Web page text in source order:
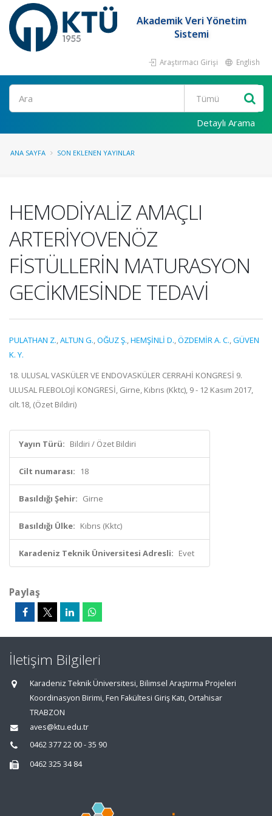
Akademik Veri Yönetim
Sistemi
Araştırmacı Girişi English
Ara
Detaylı Arama
ANA SAYFA SON EKLENEN YAYINLAR
HEMODİYALİZ AMAÇLI
ARTERİYOVENÖZ
FİSTÜLLERİN MATURASYON
GECİKMESİNDE TEDAVİ
PULATHAN Z.,ALTUN G.,OĞUZ Ş.,HEMŞİNLİ D.,ÖZDEMİR A. C.,GÜVEN
K. Y.
18. ULUSAL VASKÜLER VE ENDOVASKÜLER CERRAHİ KONGRESİ 9.
ULUSAL FLEBOLOJİ KONGRESİ, Girne, Kıbrıs (Kktc), 9 - 12 Kasım 2017,
cilt.18, (Özet Bildiri)
Yayın Türü: Bildiri / Özet Bildiri
Cilt numarası: 18
Basıldığı Şehir: Girne
Basıldığı Ülke: Kıbrıs (Kktc)
Karadeniz Teknik Üniversitesi Adresli: Evet
Paylaş
İletişim Bilgileri
Karadeniz Teknik Üniversitesi, Bilimsel Araştırma Projeleri
Koordinasyon Birimi, Fen Fakültesi Giriş Katı, Ortahisar
TRABZON
aves@ktu.edu.tr
0462 377 22 00 - 35 90
0462 325 34 84